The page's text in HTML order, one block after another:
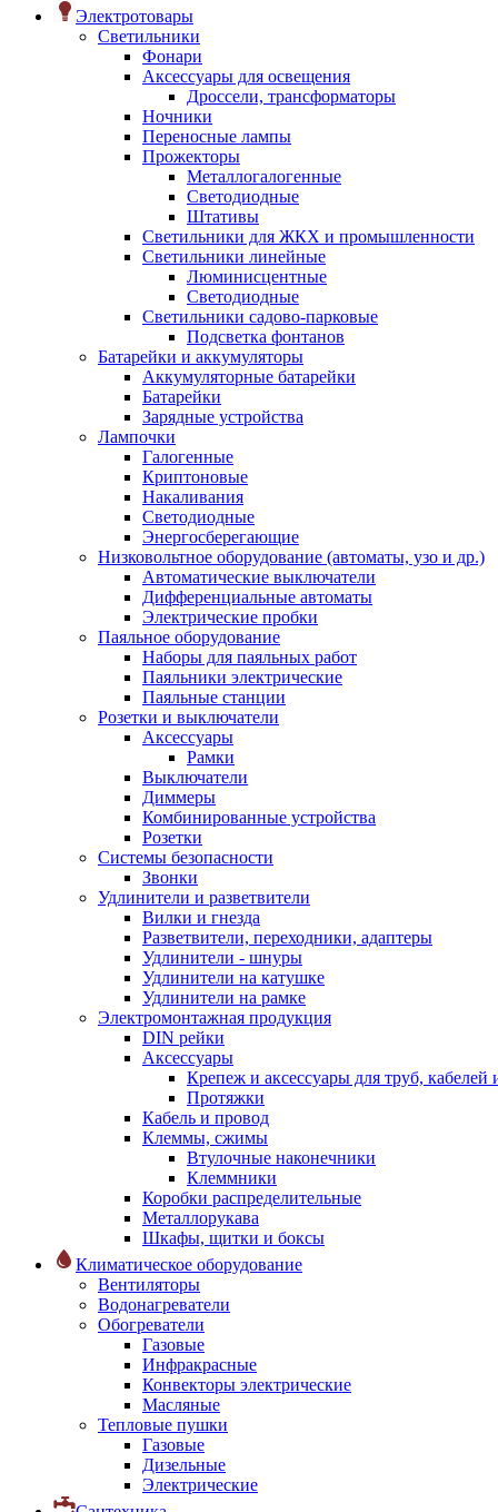
Электротовары
Светильники
Фонари
Аксессуары для освещения
Дроссели, трансформаторы
Ночники
Переносные лампы
Прожекторы
Металлогалогенные
Светодиодные
Штативы
Светильники для ЖКХ и промышленности
Светильники линейные
Люминисцентные
Светодиодные
Светильники садово-парковые
Подсветка фонтанов
Батарейки и аккумуляторы
Аккумуляторные батарейки
Батарейки
Зарядные устройства
Лампочки
Галогенные
Криптоновые
Накаливания
Светодиодные
Энергосберегающие
Низковольтное оборудование (автоматы, узо и др.)
Автоматические выключатели
Дифференциальные автоматы
Электрические пробки
Паяльное оборудование
Наборы для паяльных работ
Паяльники электрические
Паяльные станции
Розетки и выключатели
Аксессуары
Рамки
Выключатели
Диммеры
Комбинированные устройства
Розетки
Системы безопасности
Звонки
Удлинители и разветвители
Вилки и гнезда
Разветвители, переходники, адаптеры
Удлинители - шнуры
Удлинители на катушке
Удлинители на рамке
Электромонтажная продукция
DIN рейки
Аксессуары
Крепеж и аксессуары для труб, кабелей
Протяжки
Кабель и провод
Клеммы, сжимы
Втулочные наконечники
Клеммники
Коробки распределительные
Металлорукава
Шкафы, щитки и боксы
Климатическое оборудование
Вентиляторы
Водонагреватели
Обогреватели
Газовые
Инфракрасные
Конвекторы электрические
Масляные
Тепловые пушки
Газовые
Дизельные
Электрические